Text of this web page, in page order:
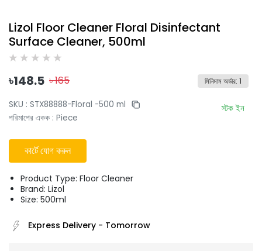
Lizol Floor Cleaner Floral Disinfectant
Surface Cleaner, 500ml
৳148.5 ৳165 মিনিমাম অর্ডার: 1
SKU : STX88888-Floral -500 ml
পরিমাপের একক : Piece
স্টক ইন
কার্টে যোগ করুন
Product Type: Floor Cleaner
Brand: Lizol
Size: 500ml
Express Delivery - Tomorrow